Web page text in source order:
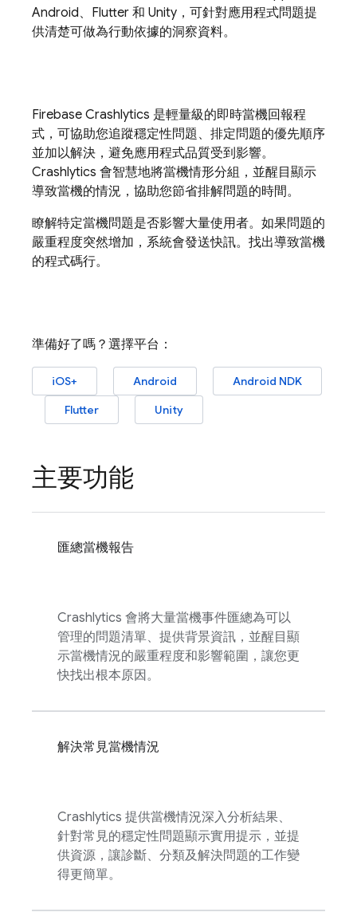
Android、Flutter 和 Unity，可針對應用程式問題提
供清楚可做為行動依據的洞察資料。
Firebase Crashlytics 是輕量級的即時當機回報程
式，可協助您追蹤穩定性問題、排定問題的優先順序
並加以解決，避免應用程式品質受到影響。
Crashlytics 會智慧地將當機情形分組，並醒目顯示
導致當機的情況，協助您節省排解問題的時間。
瞭解特定當機問題是否影響大量使用者。如果問題的
嚴重程度突然增加，系統會發送快訊。找出導致當機
的程式碼行。
準備好了嗎？選擇平台：
iOS+ Android
Android NDK
Flutter
Unity
主要功能
匯總當機報告
Crashlytics 會將大量當機事件匯總為可以
管理的問題清單、提供背景資訊，並醒目顯
示當機情況的嚴重程度和影響範圍，讓您更
快找出根本原因。
解決常見當機情況
Crashlytics 提供當機情況深入分析結果、
針對常見的穩定性問題顯示實用提示，並提
供資源，讓診斷、分類及解決問題的工作變
得更簡單。